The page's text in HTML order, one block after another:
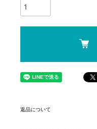
返品について